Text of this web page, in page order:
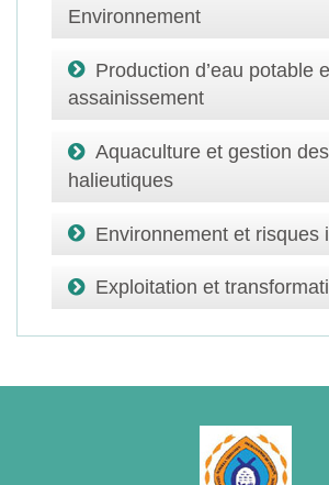
Environnement
Production d’eau potable
assainissement
Aquaculture et gestion
halieutiques
Environnement et risques
Exploitation et